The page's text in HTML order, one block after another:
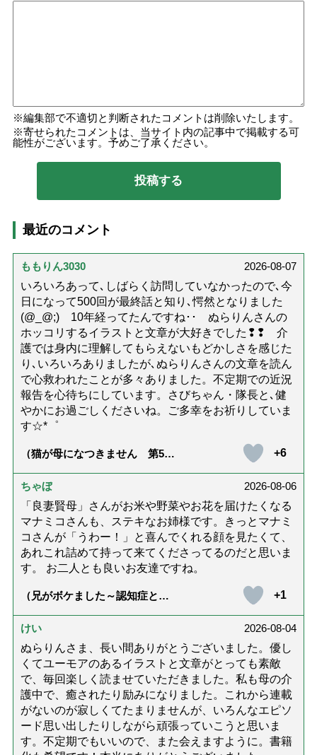
編集部で不適切と判断されたコメントは削除いたします。
寄せられたコメントは、当サイト内の記事中で掲載する可
能性がございます。予めご了承ください。
最近のコメント
ももりん3030
2026-08-07
いろいろあって､しばらく訪問していなかったので､今
日になって500回が最終話と知り､愕然となりました
(@_@;) 10年経ってたんですね･･ ぬらりんさんの
ホッコリするイラストと文章が大好きでした❢❢ 介
護では身内に理解してもらえないもどかしさを感じた
り､いろいろありましたが､ぬらりんさんの文章を読ん
で心救われたことが多々ありました。不定期での近況
報告を心待ちにしています。さびちゃん・隊長と､健
やかにお過ごしくださいね。ご多幸をお祈りしていま
す☆*゜
（猫が母になつきません 第500
+6
ちゃぼ
2026-08-06
「良妻賢母」さんがお米や野菜やお花を届けたくなる
マナミコさんも、ステキなお姉様です。きっとマナミ
コさんが「うわー！」と喜んでくれる顔を見たくて、
あれこれ詰めて持って来てくださってるのだと思いま
す。 お二人とも良いお友達ですね。
（兄がボケました～認知症と介
達』が届きました」）
+1
けい
2026-08-04
ぬらりんさま、長い間ありがとうございました。優し
くてユーモアのあるイラストと文章がとっても素敵
で、毎回楽しく読ませていただきました。私も母の介
護中で、癒されたり励みになりました。これから連載
がないのが寂しくてたまりませんが、いろんなエピソ
ード思い出したりしながら頑張っていこうと思いま
す。不定期でもいいので、また会えますように。書籍